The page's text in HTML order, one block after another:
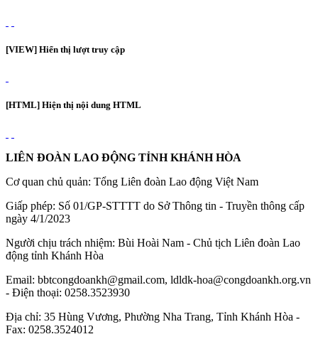
[VIEW] Hiển thị lượt truy cập
[HTML] Hiện thị nội dung HTML
LIÊN ĐOÀN LAO ĐỘNG TỈNH KHÁNH HÒA
Cơ quan chủ quản: Tổng Liên đoàn Lao động Việt Nam
Giấp phép: Số 01/GP-STTTT do Sở Thông tin - Truyền thông cấp
ngày 4/1/2023
Người chịu trách nhiệm: Bùi Hoài Nam - Chủ tịch Liên đoàn Lao
động tỉnh Khánh Hòa
Email: bbtcongdoankh@gmail.com, ldldk-hoa@congdoankh.org.vn
- Điện thoại: 0258.3523930
Địa chỉ: 35 Hùng Vương, Phường Nha Trang, Tỉnh Khánh Hòa -
Fax: 0258.3524012